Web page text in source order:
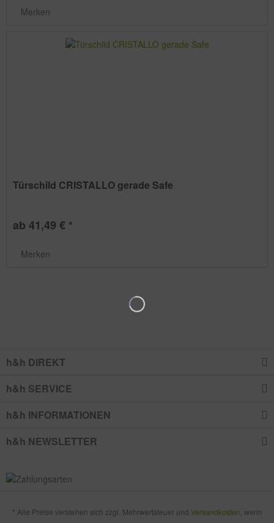
Merken
Türschild CRISTALLO gerade Safe
ab 41,49 € *
Merken
h&h DIREKT
h&h SERVICE
h&h INFORMATIONEN
h&h NEWSLETTER
* Alle Preise verstehen sich zzgl. Mehrwertsteuer und Versandkosten , wenn